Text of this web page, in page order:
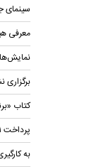
سینمای
معرفی
نمایش‌های کشور ٢
کتاب
پرداخت ۲۱ هزار وام اشتغال جدید به ایثارگران تا پایان سال
به